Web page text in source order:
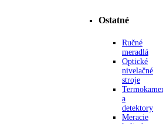
Ostatné
Ručné
meradlá
Optické
nivelačné
stroje
a
detektory
Meracie